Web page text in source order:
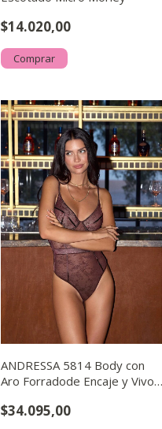
$14.020,00
Comprar
ANDRESSA 5814 Body con
Aro Forradode Encaje y Vivos
$34.095,00